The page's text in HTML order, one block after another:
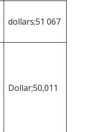
dollars;51 067
Dollar;50,011